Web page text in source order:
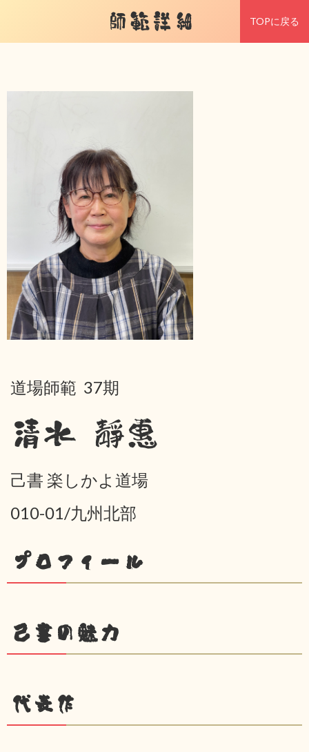
師範詳細 TOPに戻る
道場師範 37期
清水 靜惠
己書 楽しかよ道場
010-01/九州北部
プロフィール
己書の魅力
代表作